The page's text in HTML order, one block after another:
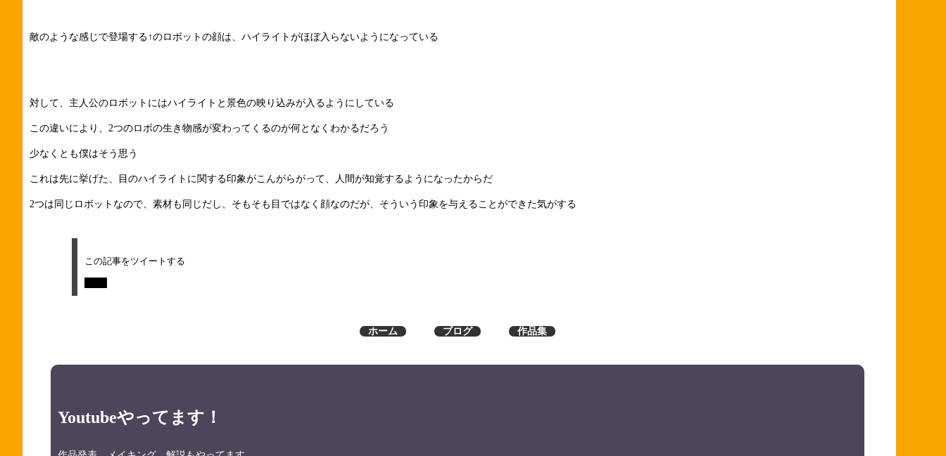
敵のような感じで登場する↑のロボットの顔は、ハイライトがほぼ入らないようになっている
対して、主人公のロボットにはハイライトと景色の映り込みが入るようにしている
この違いにより、2つのロボの生き物感が変わってくるのが何となくわかるだろう
少なくとも僕はそう思う
これは先に挙げた、目のハイライトに関する印象がこんがらがって、人間が知覚するようになったからだ
2つは同じロボットなので、素材も同じだし、そもそも目ではなく顔なのだが、そういう印象を与えることができた気がする
この記事をツイートする
ホーム ブログ 作品集
Youtubeやってます！